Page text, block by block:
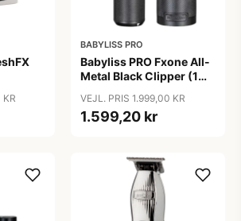
KR
BABYLISS PRO
Babyliss PRO Fxone All-
Metal Black Clipper (1
VEJL. PRIS 1.999,00 KR
1.599,20 kr